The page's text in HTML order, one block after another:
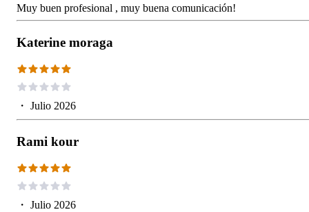
Muy buen profesional , muy buena comunicación!
Katerine moraga
・ Julio 2026
Rami kour
・ Julio 2026